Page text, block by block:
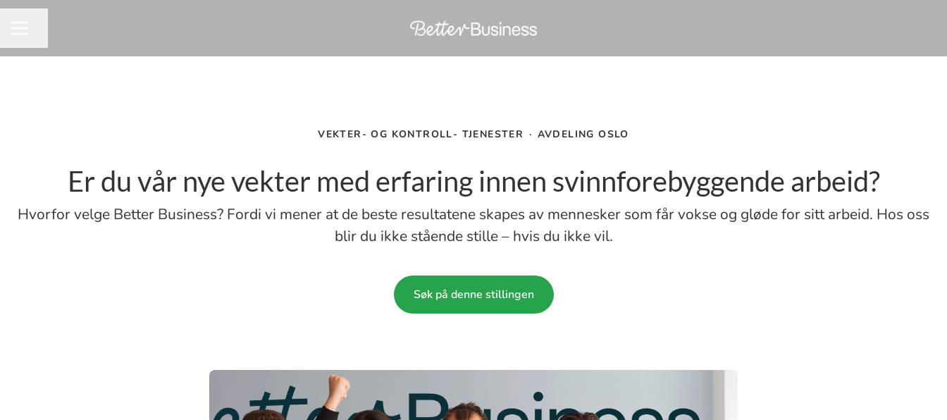
VEKTER- OG KONTROLL- TJENESTER · AVDELING OSLO
Er du vår nye vekter med erfaring innen svinnforebyggende arbeid?
Hvorfor velge Better Business? Fordi vi mener at de beste resultatene skapes av mennesker som får vokse og gløde for sitt arbeid. Hos oss
blir du ikke stående stille – hvis du ikke vil.
Søk på denne stillingen